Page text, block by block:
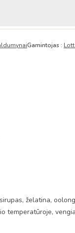
Gamintojas :
želatina,
temperatūroje,